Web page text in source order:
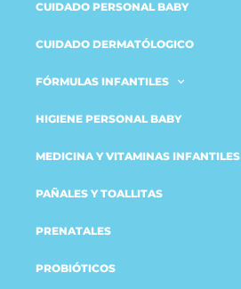
CUIDADO PERSONAL BABY
CUIDADO DERMATÓLOGICO
FÓRMULAS INFANTILES
HIGIENE PERSONAL BABY
MEDICINA Y VITAMINAS INFANTILES
PAÑALES Y TOALLITAS
PRENATALES
PROBIÓTICOS